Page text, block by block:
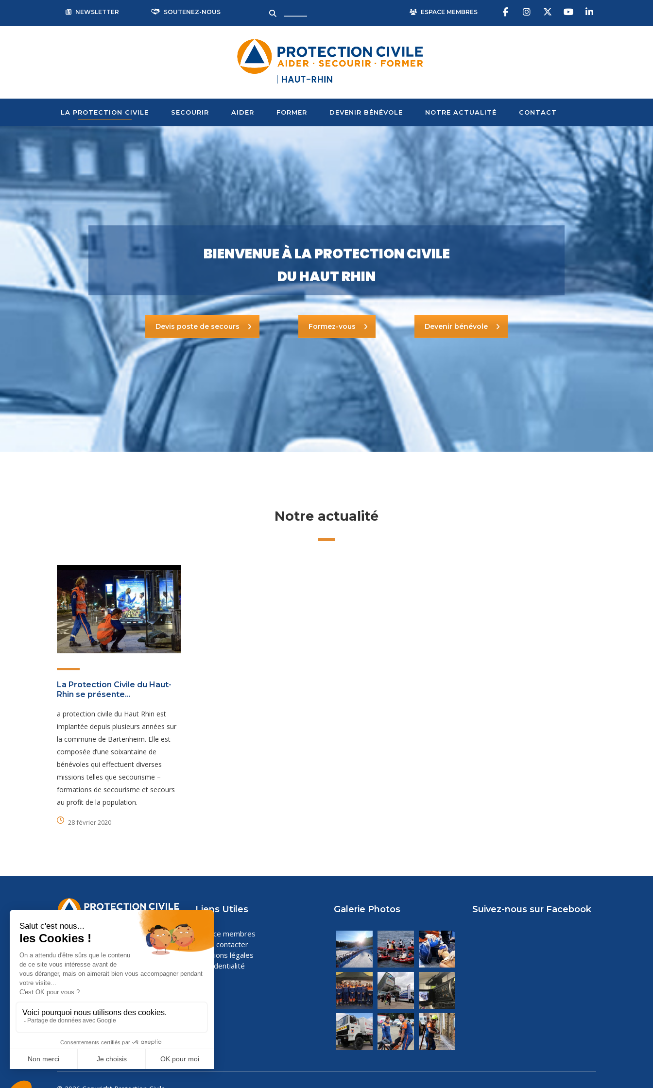
NEWSLETTER SOUTENEZ-NOUS ESPACE MEMBRES
LA PROTECTION CIVILE SECOURIR AIDER FORMER DEVENIR BÉNÉVOLE NOTRE ACTUALITÉ CONTACT
BIENVENUE À LA PROTECTION CIVILE
DU HAUT RHIN
Devis poste de secours Formez-vous Devenir bénévole
Notre actualité
La Protection Civile du Haut-
Rhin se présente…
a protection civile du Haut Rhin est
implantée depuis plusieurs années sur
la commune de Bartenheim. Elle est
composée d’une soixantaine de
bénévoles qui effectuent diverses
missions telles que secourisme –
formations de secourisme et secours
au profit de la population.
28 février 2020
Liens Utiles
Espace membres
Nous contacter
Mentions légales
Confidentialité
Galerie Photos Suivez-nous sur Facebook